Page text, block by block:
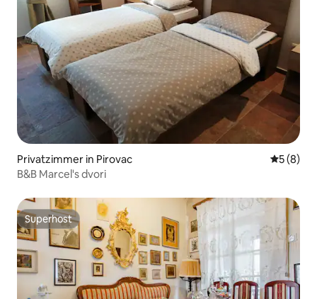
Privatzimmer in Pirovac
5 (8)
B&B Marcel's dvori
Superhost
Superhost